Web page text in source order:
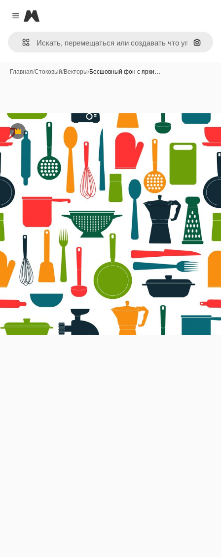
Close menu
Magnific
Поиск
Главная/Стоковый/Векторы/Бесшовный фон с ярки…
Премиум